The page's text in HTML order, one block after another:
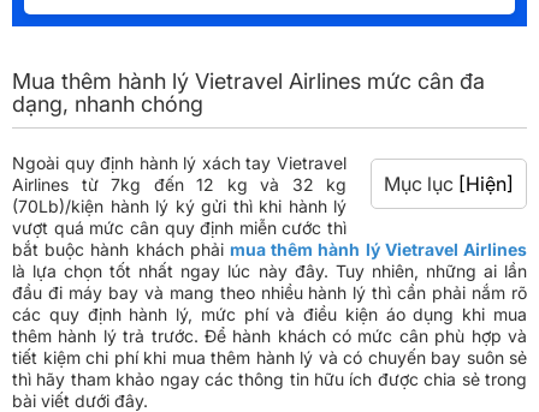
Mua thêm hành lý Vietravel Airlines mức cân đa
dạng, nhanh chóng
Mục lục [Hiện]
Ngoài quy định hành lý xách tay Vietravel
Airlines từ 7kg đến 12 kg và 32 kg
(70Lb)/kiện hành lý ký gửi thì khi hành lý
vượt quá mức cân quy định miễn cước thì
bắt buộc hành khách phải mua thêm hành lý Vietravel Airlines
là lựa chọn tốt nhất ngay lúc này đây. Tuy nhiên, những ai lần
đầu đi máy bay và mang theo nhiều hành lý thì cần phải nắm rõ
các quy định hành lý, mức phí và điều kiện áo dụng khi mua
thêm hành lý trả trước. Để hành khách có mức cân phù hợp và
tiết kiệm chi phí khi mua thêm hành lý và có chuyến bay suôn sẻ
thì hãy tham khảo ngay các thông tin hữu ích được chia sẻ trong
bài viết dưới đây.